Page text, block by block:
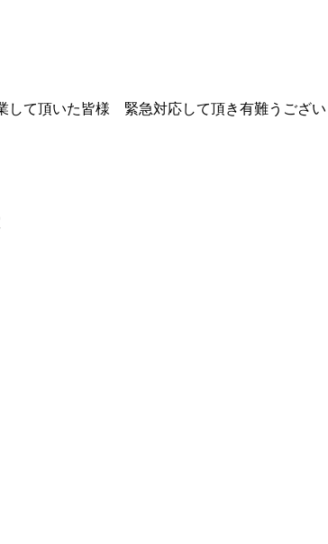
て頂いた皆様 緊急対応して頂き有難うござい